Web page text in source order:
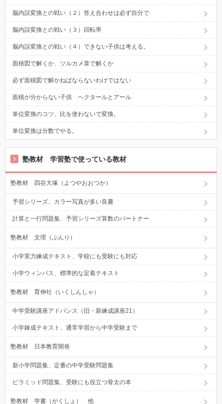
脳内誤変換との戦い（２）答え合わせは必ず自分で
脳内誤変換との戦い（３）回転率
脳内誤変換との戦い（４）できない子供は考える。
面積図で解くか、ツルカメ算で解くか
必ず面積図で解かねばならないわけではない
面積が分からない子供 ヘクタールとアール
単位変換のコツ、比を使わないで変換。
単位変換は分数でやる。
塾教材 学習塾で使っている教材
塾教材 四谷大塚（よつやおおつか）
予習シリーズ、カラー写真が多い良書
計算と一行問題集、予習シリーズ算数のパートナー
塾教材 文理（ぶんり）
小学実力練成テキスト、学校にも受験にも対応
小学ウィンパス、標準的な定着テキスト
塾教材 育伸社（いくしんしゃ）
中学受験講座アドバンス（旧・新練成講座21）
小学錬成テキスト、通常学習から中学受験まで
塾教材 日本教育開発
新小学問題集、定番の中学受験問題集
ピラミッド問題集、受験にも役立つ骨太の本
塾教材 学書（がくしょ） 他